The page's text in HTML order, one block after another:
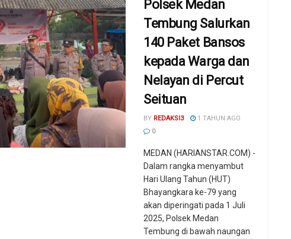
Polsek Medan
Tembung Salurkan
140 Paket Bansos
kepada Warga dan
Nelayan di Percut
Seituan
BY REDAKSI3
1 TAHUN AGO
0
MEDAN (HARIANSTAR.COM) -
Dalam rangka menyambut
Hari Ulang Tahun (HUT)
Bhayangkara ke-79 yang
akan diperingati pada 1 Juli
2025, Polsek Medan
Tembung di bawah naungan